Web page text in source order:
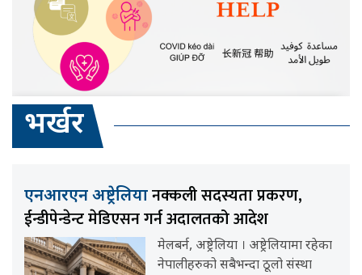
भर्खर
एनआरएन अष्ट्रेलियानक्कली सदस्यता प्रकरण,
ईन्डीपेन्डेन्ट मेडिएसन गर्न अदालतको आदेश
मेलबर्न, अष्ट्रेलिया । अष्ट्रेलियामा रहेका
नेपालीहरुको सबैभन्दा ठूलो संस्था